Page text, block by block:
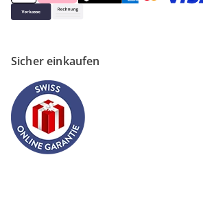
Sicher einkaufen